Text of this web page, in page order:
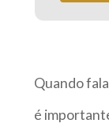
Quando
é